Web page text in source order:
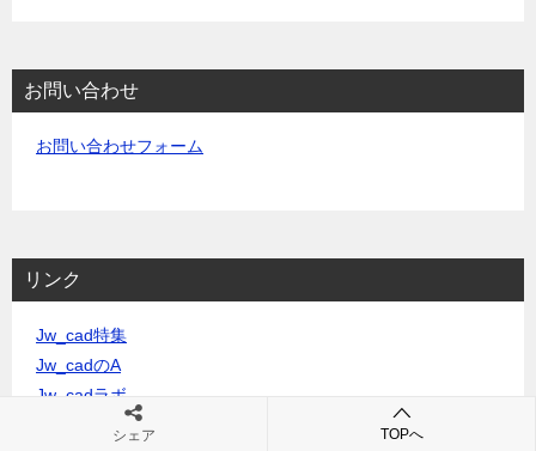
お問い合わせ
お問い合わせフォーム
リンク
Jw_cad特集
Jw_cadのA
Jw_cadラボ
Jw_cadの使い方
シェア TOPへ